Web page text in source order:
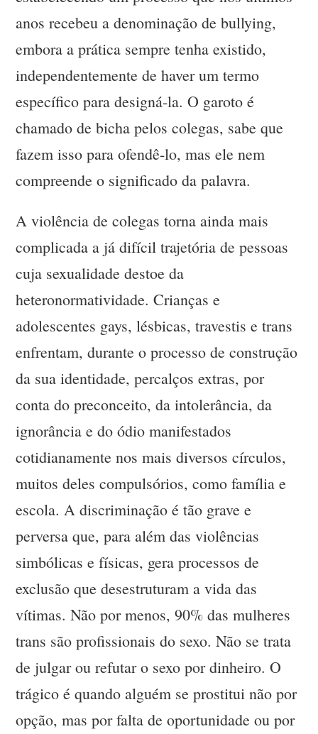
anos recebeu a denominação de bullying,
embora a prática sempre tenha existido,
independentemente de haver um termo
específico para designá-la. O garoto é
chamado de bicha pelos colegas, sabe que
fazem isso para ofendê-lo, mas ele nem
compreende o significado da palavra.
A violência de colegas torna ainda mais
complicada a já difícil trajetória de pessoas
cuja sexualidade destoe da
heteronormatividade. Crianças e
adolescentes gays, lésbicas, travestis e trans
enfrentam, durante o processo de construção
da sua identidade, percalços extras, por
conta do preconceito, da intolerância, da
ignorância e do ódio manifestados
cotidianamente nos mais diversos círculos,
muitos deles compulsórios, como família e
escola. A discriminação é tão grave e
perversa que, para além das violências
simbólicas e físicas, gera processos de
exclusão que desestruturam a vida das
vítimas. Não por menos, 90% das mulheres
trans são profissionais do sexo. Não se trata
de julgar ou refutar o sexo por dinheiro. O
trágico é quando alguém se prostitui não por
opção, mas por falta de oportunidade ou por